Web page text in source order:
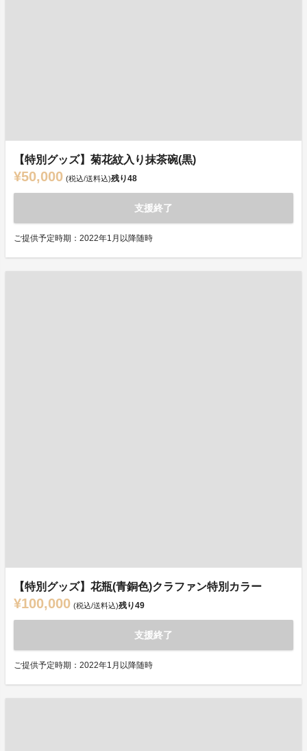
【特別グッズ】菊花紋入り抹茶碗(黒)
¥50,000 (税込/送料込)残り48
支援終了
ご提供予定時期：2022年1月以降随時
【特別グッズ】花瓶(青銅色)クラファン特別カラー
¥100,000 (税込/送料込)残り49
支援終了
ご提供予定時期：2022年1月以降随時